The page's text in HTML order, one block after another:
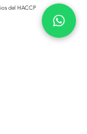
del HACCP